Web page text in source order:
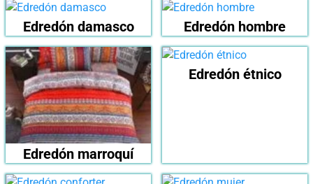
Edredón damasco Edredón hombre
Edredón marroquí
Edredón étnico